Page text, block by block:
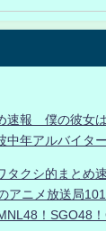
速報 僕の彼女
中年アルバイタ
クシ的まとめ
ニメ放送局
！SGO48